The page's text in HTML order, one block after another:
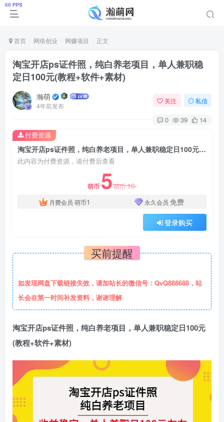
首页 网络创业 网赚项目 正文
淘宝开店ps证件照，纯白养老项目，单人兼职稳
定日100元(教程+软件+素材)
瀚萌
4年前发布
关注 私信
0 39 14
淘宝开店ps证件照，纯白养老项目，单人兼职稳定日100元(教程+软件+素材)
此内容为付费资源，请付费后查看
萌币 5萌币10
月费会员 萌币1 永久会员 免费
登录购买
付费资源
买前提醒
如发现网盘下载链接失效，请加站长的微信号：QvQ888688，站
长会在第一时间补发资料，谢谢理解
淘宝开店ps证件照，纯白养老项目，单人兼职稳定日100元
(教程+软件+素材)